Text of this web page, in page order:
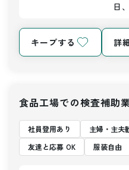
日
キープする 詳
食品工場での検査補助
社員登用あり 主婦・主夫
友達と応募 OK
服装自由